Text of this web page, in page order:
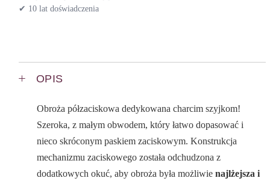
✔ 10 lat doświadczenia
OPIS
Obroża półzaciskowa dedykowana charcim szyjkom!
Szeroka, z małym obwodem, który łatwo dopasować i
nieco skróconym paskiem zaciskowym. Konstrukcja
mechanizmu zaciskowego została odchudzona z
dodatkowych okuć, aby obroża była możliwienajlżejsza i